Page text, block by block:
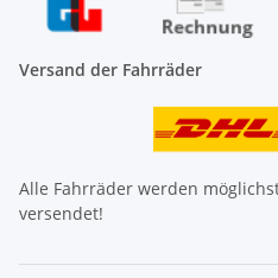
Versand der Fahrräder
Alle Fahrräder werden
versendet!